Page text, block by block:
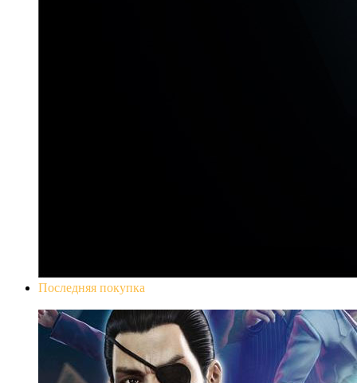
Последняя покупка